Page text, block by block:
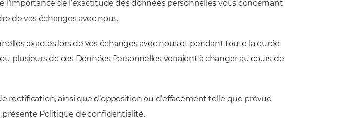
l’importance de l’exactitude des données personnelles vous concernant
de vos échanges avec nous.
exactes lors de vos échanges avec nous et pendant toute la durée
plusieurs de ces Données Personnelles venaient à changer au cours de
ainsi que d’opposition ou d’effacement telle que prévue
présente Politique de confidentialité.